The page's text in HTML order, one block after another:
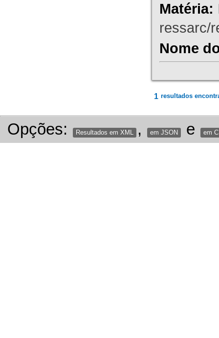
Matéria:
ressarc/
Nome
1 resultados
Opções: Resultados em XML , em JSON e em